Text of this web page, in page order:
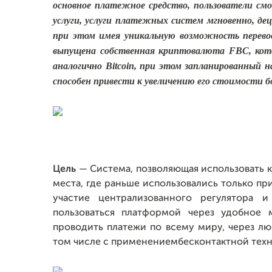
основное платежное средство, пользователи
услуги, услуги платежных систем мгновенно,
при этом имея уникальную возможность
выпущена собственная криптовалюта FBC,
аналогично Bitcoin, при этом запланированный
способен привести к увеличению его стоимости
Цель — Система, позволяющая использовать
места, где раньше использовались только
участие централизованного
пользоваться платформой через
проводить платежи по всему миру, через
том числе с применениембесконтактной